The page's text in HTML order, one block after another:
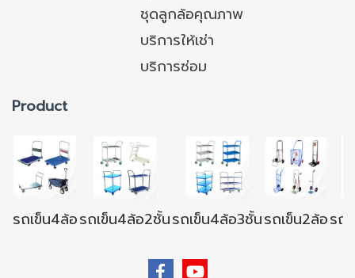
ชุดลูกล้อคุณภาพ
บริการให้เช่า
บริการซ่อม
Product
รถเข็น4ล้อรถเข็น4ล้อ2ชั้นรถเข็น4ล้อ3ชั้นรถเข็น2ล้อรถ